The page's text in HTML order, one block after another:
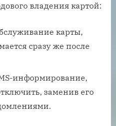
владения картой:
карты,
сразу же после
информирование,
заменив его